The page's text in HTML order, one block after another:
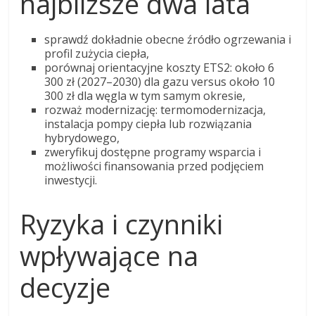
sprawdź dokładnie obecne źródło ogrzewania i
profil zużycia ciepła,
porównaj orientacyjne koszty ETS2: około 6
300 zł (2027–2030) dla gazu versus około 10
300 zł dla węgla w tym samym okresie,
rozważ modernizację: termomodernizacja,
instalacja pompy ciepła lub rozwiązania
hybrydowego,
zweryfikuj dostępne programy wsparcia i
możliwości finansowania przed podjęciem
inwestycji.
Ryzyka i czynniki
wpływające na
decyzje